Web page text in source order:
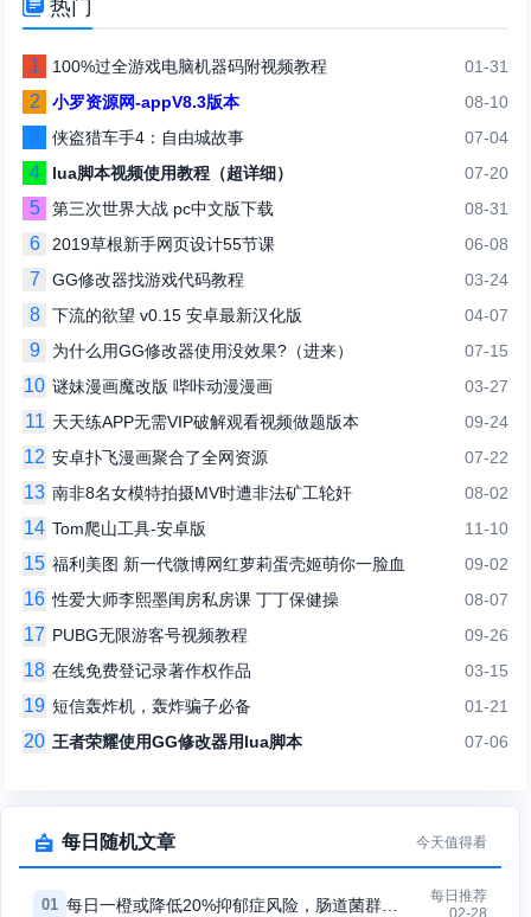
 热门
1 01-31
100%过全游戏电脑机器码附视频教程
2 08-10
小罗资源网-appV8.3版本
07-04
侠盗猎车手4：自由城故事
4 07-20
lua脚本视频使用教程（超详细）
5 08-31
第三次世界大战 pc中文版下载
6 06-08
2019草根新手网页设计55节课
7 03-24
GG修改器找游戏代码教程
8 04-07
下流的欲望 v0.15 安卓最新汉化版
9 07-15
为什么用GG修改器使用没效果?（进来）
10 03-27
谜妹漫画魔改版 哔咔动漫漫画
11 09-24
天天练APP无需VIP破解观看视频做题版本
12 07-22
安卓扑飞漫画聚合了全网资源
13 08-02
南非8名女模特拍摄MV时遭非法矿工轮奸
14 11-10
Tom爬山工具-安卓版
15 09-02
福利美图 新一代微博网红萝莉蛋壳姬萌你一脸血
16 08-07
性爱大师李熙墨闺房私房课 丁丁保健操
17 09-26
PUBG无限游客号视频教程
18 03-15
在线免费登记录著作权作品
19 01-21
短信轰炸机，轰炸骗子必备
20 07-06
王者荣耀使用GG修改器用lua脚本
 每日随机文章 今天值得看
01
每日推荐
02-28